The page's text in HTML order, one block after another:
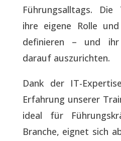
Führungsalltags. Die
ihre eigene Rolle
definieren – und
darauf auszurichten.
Dank der IT-
Erfahrung unserer
ideal für
Branche, eignet sich